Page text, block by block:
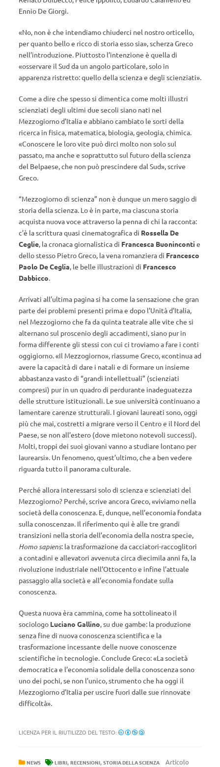
Ennio De Giorgi.
«No, non è che intendiamo chiuderci nel nostro orticello,
per quanto bello e ricco di storia esso sia», scherza Greco
nell’introduzione. Piuttosto l’intenzione è quella di
«osservare il Sud da un angolo particolare, solo in
apparenza ristretto: quello della scienza e degli scienziati».
Come a dire che spesso si dimentica come molti illustri
scienziati degli ultimi due secoli siano nati nel
Mezzogiorno d’Italia e abbiano cambiato le sorti della
ricerca in fisica, matematica, biologia, geologia, chimica.
«Conoscere le loro vite può dirci molto non solo sul
passato, ma anche e soprattutto sul futuro della scienza
del Belpaese, che non può prescindere dal Sud», scrive
Greco.
“Mezzogiorno di scienza” non è dunque un mero saggio di
storia della scienza. Lo è in parte, ma ciascuna storia
acquista nuova voce attraverso la penna di chi la racconta:
c’è la scrittura quasi cinematografica di Rossella De
Ceglie, la cronaca giornalistica di Francesca Buoninconti e
dello stesso Pietro Greco, la vena romanziera di Francesco
Paolo De Ceglia, le belle illustrazioni di Francesco
Dabbicco.
Arrivati all’ultima pagina si ha come la sensazione che gran
parte dei problemi presenti prima e dopo l’Unità d’Italia,
nel Mezzogiorno che fa da quinta teatrale alle vite che si
alternano sul proscenio degli accadimenti, siano pur in
forma differente gli stessi con cui ci troviamo a fare i conti
oggigiorno. «Il Mezzogiorno», riassume Greco, «continua ad
avere la capacità di dare i natali e di formare un insieme
abbastanza vasto di “grandi intellettuali” (scienziati
compresi) pur in un quadro di perdurante inadeguatezza
delle strutture istituzionali. Le sue università continuano a
lamentare carenze strutturali. I giovani laureati sono, oggi
più che mai, costretti a migrare verso il Centro e il Nord del
Paese, se non all’estero (dove mietono notevoli successi).
Molti, troppi dei suoi giovani vanno a studiare lontano per
laurearsi». Un fenomeno, quest’ultimo, che a ben vedere
riguarda tutto il panorama culturale.
Perché allora interessarsi solo di scienza e scienziati del
Mezzogiorno? Perché, scrive ancora Greco, «viviamo nella
società della conoscenza. E, dunque, nell’economia fondata
sulla conoscenza». Il riferimento qui è alle tre grandi
transizioni nella storia dell’economia della nostra specie,
Homo sapiens: la trasformazione da cacciatori-raccoglitori
a contadini e allevatori avvenuta circa diecimila anni fa, la
rivoluzione industriale nell’Ottocento e infine l’attuale
passaggio alla società e all’economia fondate sulla
conoscenza.
Questa nuova èra cammina, come ha sottolineato il
sociologo Luciano Gallino, su due gambe: la produzione
senza fine di nuova conoscenza scientifica e la
trasformazione incessante delle nuove conoscenze
scientifiche in tecnologie.Conclude Greco: «La società
democratica e l’economia solidale della conoscenza sono
uno dei pochi, se non l’unico, strumento che ha oggi il
Mezzogiorno d’Italia per uscire fuori dalle sue rinnovate
difficoltà».
LICENZA PER IL RIUTILIZZO DEL TESTO:
NEWS LIBRI, RECENSIONI, STORIA DELLA SCIENZA Articolo